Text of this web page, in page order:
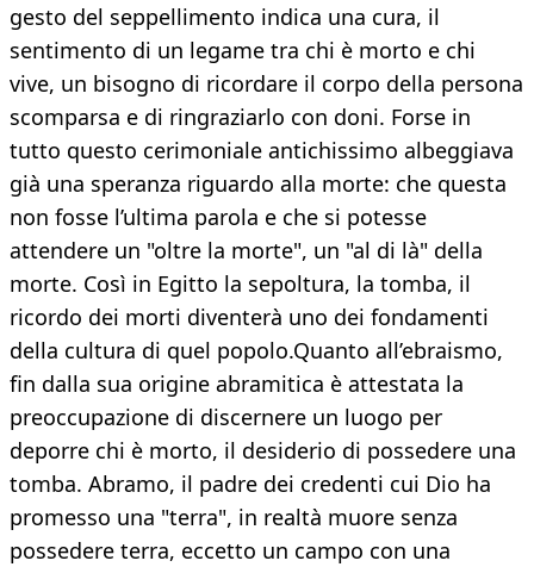
gesto del seppellimento indica una cura, il
sentimento di un legame tra chi è morto e chi
vive, un bisogno di ricordare il corpo della persona
scomparsa e di ringraziarlo con doni. Forse in
tutto questo cerimoniale antichissimo albeggiava
già una speranza riguardo alla morte: che questa
non fosse l’ultima parola e che si potesse
attendere un "oltre la morte", un "al di là" della
morte. Così in Egitto la sepoltura, la tomba, il
ricordo dei morti diventerà uno dei fondamenti
della cultura di quel popolo.Quanto all’ebraismo,
fin dalla sua origine abramitica è attestata la
preoccupazione di discernere un luogo per
deporre chi è morto, il desiderio di possedere una
tomba. Abramo, il padre dei credenti cui Dio ha
promesso una "terra", in realtà muore senza
possedere terra, eccetto un campo con una